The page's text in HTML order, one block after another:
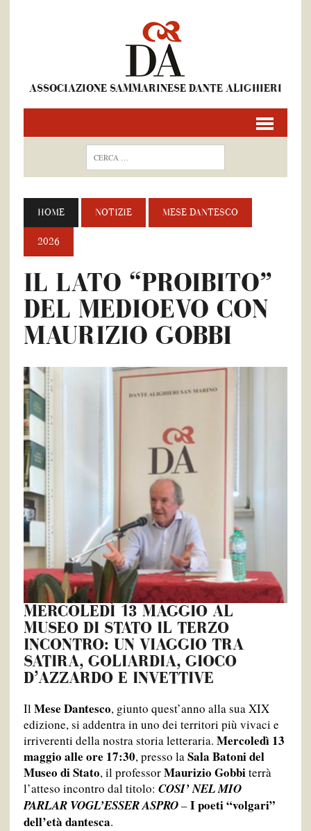
ASSOCIAZIONE SAMMARINESE DANTE ALIGHIERI
HOME NOTIZIE MESE DANTESCO
2026
IL LATO “PROIBITO”
DEL MEDIOEVO CON
MAURIZIO GOBBI
MERCOLEDÌ 13 MAGGIO AL
MUSEO DI STATO IL TERZO
INCONTRO: UN VIAGGIO TRA
SATIRA, GOLIARDIA, GIOCO
D’AZZARDO E INVETTIVE
IlMese Dantesco, giunto quest’anno alla sua XIX
edizione, si addentra in uno dei territori più vivaci e
irriverenti della nostra storia letteraria. Mercoledì 13
maggio alle ore 17:30, presso laSala Batoni del
Museo di Stato, il professorMaurizio Gobbiterrà
l’atteso incontro dal titolo: COSI’ NEL MIO
PARLAR VOGL’ESSER ASPRO–I poeti “volgari”
dell’età dantesca.